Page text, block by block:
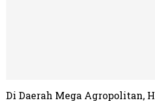
Di Daerah Mega Agropolitan,